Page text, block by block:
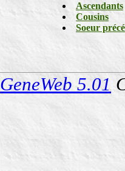
Ascendants
Cousins
Soeur
GeneWeb 5.01